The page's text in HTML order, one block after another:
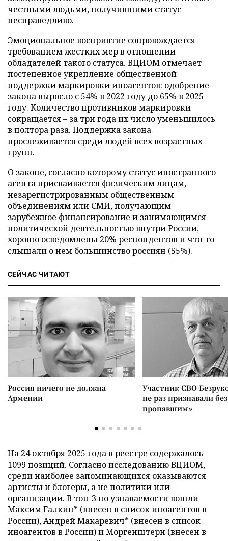
честными людьми, получившими статус
несправедливо.
Эмоциональное восприятие сопровождается
требованием жестких мер в отношении
обладателей такого статуса. ВЦИОМ отмечает
постепенное укрепление общественной
поддержки маркировки иноагентов: одобрение
закона выросло с 54% в 2022 году до 65% в 2025
году. Количество противников маркировки
сокращается – за три года их число уменьшилось
в полтора раза. Поддержка закона
прослеживается среди людей всех возрастных
групп.
О законе, согласно которому статус иностранного
агента присваивается физическим лицам,
незарегистрированным общественным
объединениям или СМИ, получающим
зарубежное финансирование и занимающимся
политической деятельностью внутри России,
хорошо осведомлены 20% респондентов и что-то
слышали о нем большинство россиян (55%).
СЕЙЧАС ЧИТАЮТ
Россия ничего не должна
Армении
Участник СВО
не раз признавали
пропавшим»
На 24 октября 2025 года в реестре содержалось
1099 позиций. Согласно исследованию ВЦИОМ,
среди наиболее запоминающихся оказываются
артисты и блогеры, а не политики или
организации. В топ-3 по узнаваемости вошли
Максим Галкин* (внесен в список иноагентов в
России), Андрей Макаревич* (внесен в список
иноагентов в России) и Моргенштерн (внесен в